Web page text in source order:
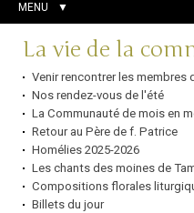
MENU
Navigation
La vie de la
Venir rencontrer les membres
Nos rendez-vous de l'été
La Communauté de mois en
Retour au Père de f. Patrice
Homélies 2025-2026
Les chants des moines de
Compositions florales
Billets du jour